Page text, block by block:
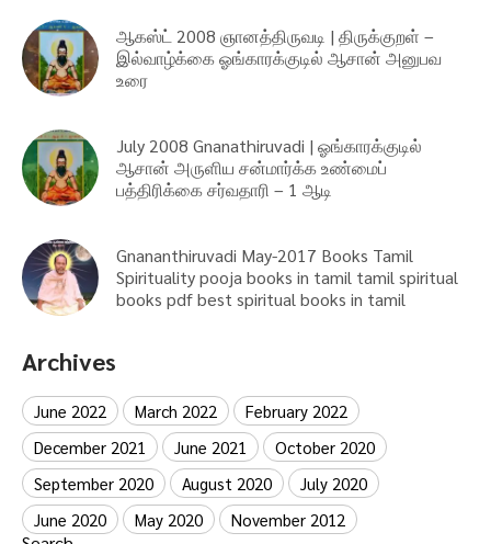
ஆகஸ்ட் 2008 ஞானத்திருவடி | திருக்குறள் –
இல்வாழ்க்கை ஓங்காரக்குடில் ஆசான் அனுபவ
உரை
July 2008 Gnanathiruvadi | ஓங்காரக்குடில்
ஆசான் அருளிய சன்மார்க்க உண்மைப்
பத்திரிக்கை சர்வதாரி – 1 ஆடி
Gnananthiruvadi May-2017 Books Tamil
Spirituality pooja books in tamil tamil spiritual
books pdf best spiritual books in tamil
Archives
June 2022 March 2022
February 2022
December 2021
June 2021
October 2020
September 2020
August 2020
July 2020
June 2020
May 2020 November 2012